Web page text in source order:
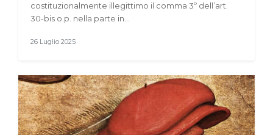
costituzionalmente illegittimo il comma 3º dell’art.
30-bis o.p. nella parte in…
26 Luglio 2025